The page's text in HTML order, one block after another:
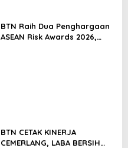
BTN Raih Dua Penghargaan
ASEAN Risk Awards 2026,
BTN CETAK KINERJA
CEMERLANG, LABA BERSIH